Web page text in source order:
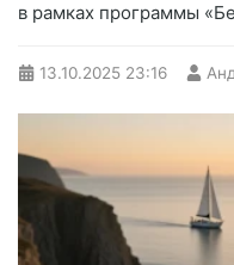
в рамках программы
13.10.2025 23:16